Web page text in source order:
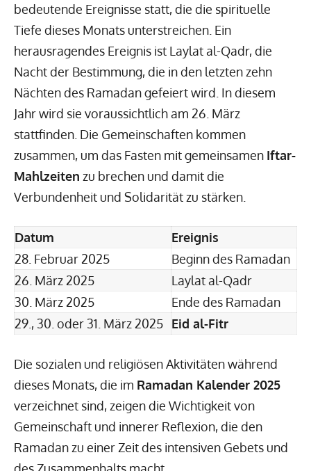
bedeutende Ereignisse statt, die die spirituelle
Tiefe dieses Monats unterstreichen. Ein
herausragendes Ereignis ist Laylat al-Qadr, die
Nacht der Bestimmung, die in den letzten zehn
Nächten des Ramadan gefeiert wird. In diesem
Jahr wird sie voraussichtlich am 26. März
stattfinden. Die Gemeinschaften kommen
zusammen, um das Fasten mit gemeinsamen Iftar-
Mahlzeiten zu brechen und damit die
Verbundenheit und Solidarität zu stärken.
Datum
Ereignis
28. Februar 2025
Beginn des Ramadan
26. März 2025
Laylat al-Qadr
30. März 2025
Ende des Ramadan
29., 30. oder 31. März 2025 Eid al-Fitr
Die sozialen und religiösen Aktivitäten während
dieses Monats, die im Ramadan Kalender 2025
verzeichnet sind, zeigen die Wichtigkeit von
Gemeinschaft und innerer Reflexion, die den
Ramadan zu einer Zeit des intensiven Gebets und